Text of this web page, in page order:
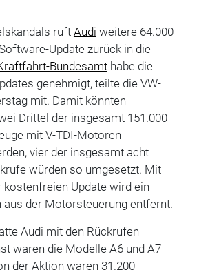
ruft Audi weitere 64.000
Update zurück in die
Bundesamthabe die
genehmigt, teilte die VW-
mit. Damit könnten
Drittel der insgesamt 151.000
mit V-TDI-Motoren
vier der insgesamt acht
würden so umgesetzt. Mit
kostenfreien Update wird ein
der Motorsteuerung entfernt.
Audi mit den Rückrufen
waren die Modelle A6 und A7
der Aktion waren 31.200